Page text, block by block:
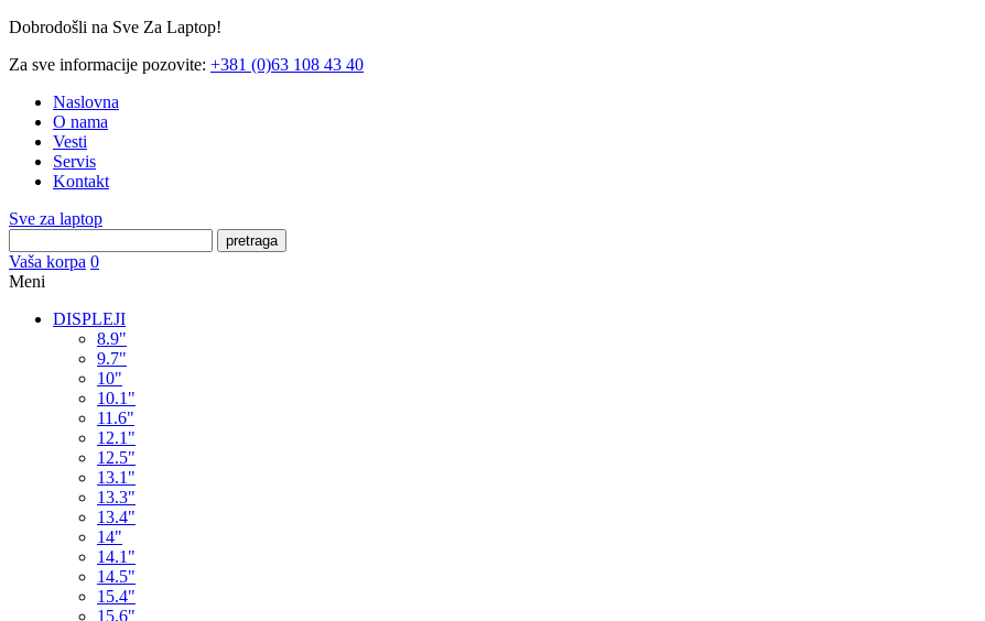
Dobrodošli na Sve Za Laptop!
Za sve informacije pozovite: +381 (0)63 108 43 40
Naslovna
O nama
Vesti
Servis
Kontakt
Sve za laptop
pretraga
Vaša korpa 0
Meni
DISPLEJI
8.9"
9.7"
10"
10.1"
11.6"
12.1"
12.5"
13.1"
13.3"
13.4"
14"
14.1"
14.5"
15.4"
15.6"